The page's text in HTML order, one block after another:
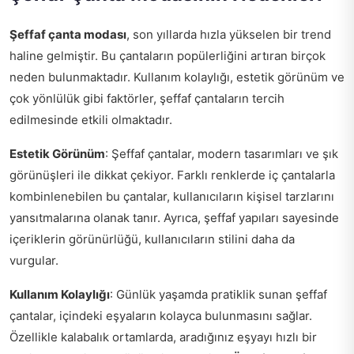
Şeffaf çanta modası, son yıllarda hızla yükselen bir trend
haline gelmiştir. Bu çantaların popülerliğini artıran birçok
neden bulunmaktadır. Kullanım kolaylığı, estetik görünüm ve
çok yönlülük gibi faktörler, şeffaf çantaların tercih
edilmesinde etkili olmaktadır.
Estetik Görünüm: Şeffaf çantalar, modern tasarımları ve şık
görünüşleri ile dikkat çekiyor. Farklı renklerde iç çantalarla
kombinlenebilen bu çantalar, kullanıcıların kişisel tarzlarını
yansıtmalarına olanak tanır. Ayrıca, şeffaf yapıları sayesinde
içeriklerin görünürlüğü, kullanıcıların stilini daha da
vurgular.
Kullanım Kolaylığı: Günlük yaşamda pratiklik sunan şeffaf
çantalar, içindeki eşyaların kolayca bulunmasını sağlar.
Özellikle kalabalık ortamlarda, aradığınız eşyayı hızlı bir